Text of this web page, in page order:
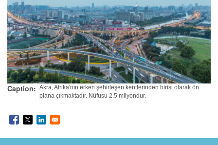
Caption
Akra, Afrika'nın erken şehirleşen kentlerinden birisi olarak ön
plana çıkmaktadır. Nüfusu 2.5 milyondur.